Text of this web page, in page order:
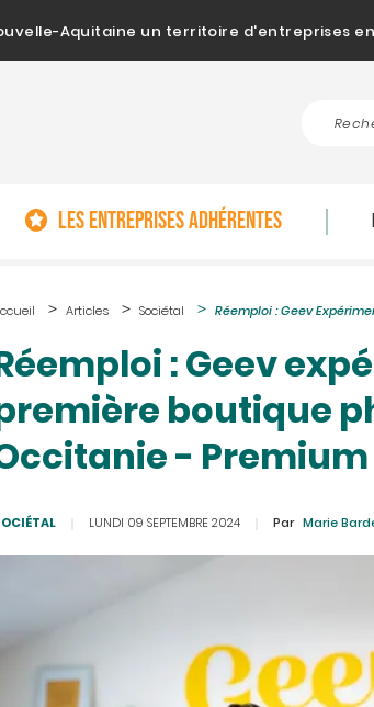
Aquitaine un territoire d'entreprises
LES ENTREPRISES ADHÉRENTES
Articles Sociétal Réemploi : Geev
: Geev
boutique
- Premium
LUNDI 09 SEPTEMBRE 2024 Par Marie